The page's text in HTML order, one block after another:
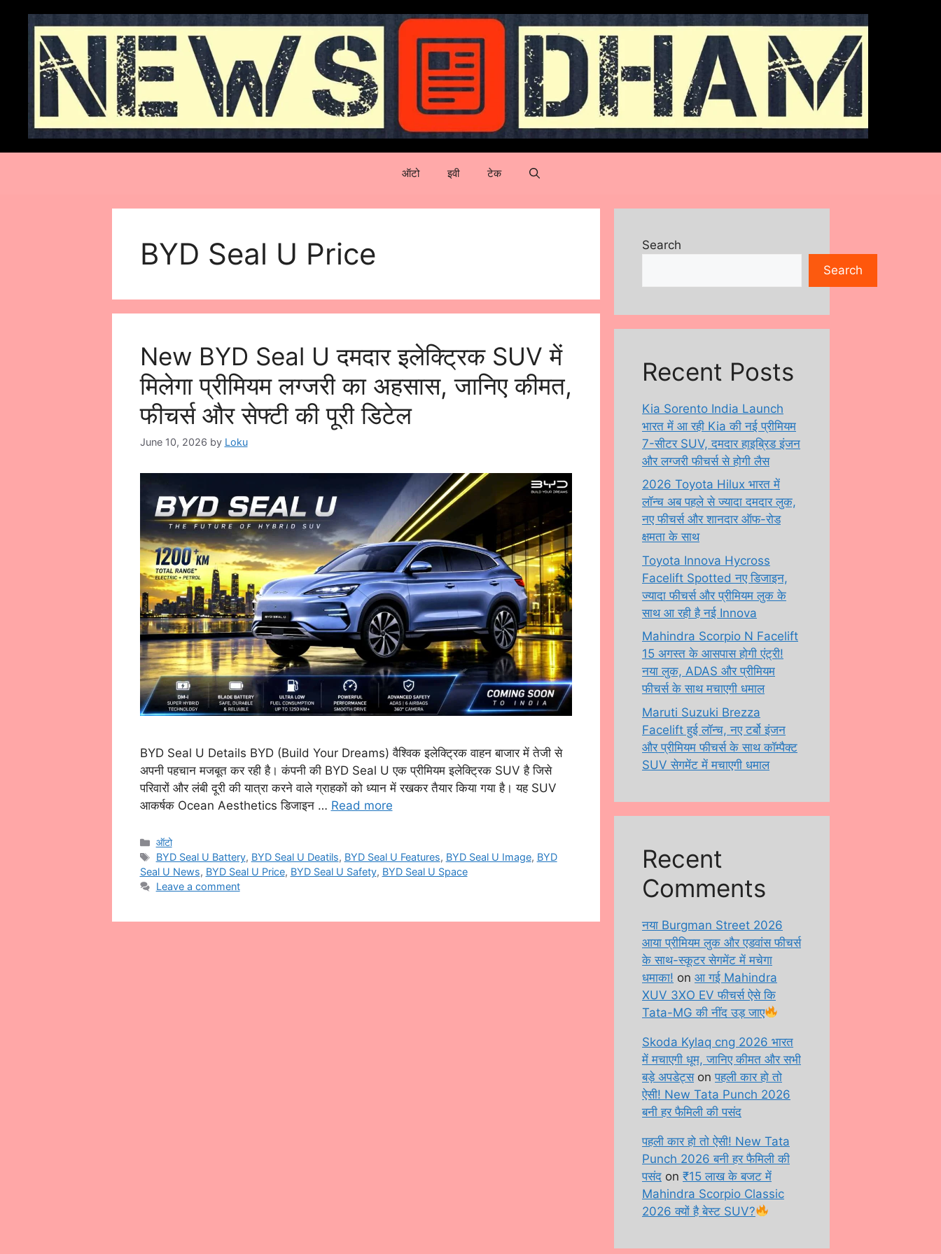
content
ऑटो इवी टेक
BYD Seal U Price
New BYD Seal U दमदार इलेक्ट्रिक SUV में
मिलेगा प्रीमियम लग्जरी का अहसास, जानिए कीमत,
फीचर्स और सेफ्टी की पूरी डिटेल
June 10, 2026 by Loku
BYD Seal U Details BYD (Build Your Dreams) वैश्विक इलेक्ट्रिक वाहन बाजार में तेजी से
अपनी पहचान मजबूत कर रही है। कंपनी की BYD Seal U एक प्रीमियम इलेक्ट्रिक SUV है जिसे
परिवारों और लंबी दूरी की यात्रा करने वाले ग्राहकों को ध्यान में रखकर तैयार किया गया है। यह SUV
आकर्षक Ocean Aesthetics डिजाइन … Read more
Categories
ऑटो
Tags
BYD Seal U Battery, BYD Seal U Deatils, BYD Seal U Features, BYD Seal U Image, BYD
Seal U News, BYD Seal U Price, BYD Seal U Safety, BYD Seal U Space
Leave a comment
Search
Search
Recent Posts
Kia Sorento India Launch
भारत में आ रही Kia की नई प्रीमियम
7-सीटर SUV, दमदार हाइब्रिड इंजन
और लग्जरी फीचर्स से होगी लैस
2026 Toyota Hilux भारत में
लॉन्च अब पहले से ज्यादा दमदार लुक,
नए फीचर्स और शानदार ऑफ-रोड
क्षमता के साथ
Toyota Innova Hycross
Facelift Spotted नए डिजाइन,
ज्यादा फीचर्स और प्रीमियम लुक के
साथ आ रही है नई Innova
Mahindra Scorpio N Facelift
15 अगस्त के आसपास होगी एंट्री!
नया लुक, ADAS और प्रीमियम
फीचर्स के साथ मचाएगी धमाल
Maruti Suzuki Brezza
Facelift हुई लॉन्च, नए टर्बो इंजन
और प्रीमियम फीचर्स के साथ कॉम्पैक्ट
SUV सेगमेंट में मचाएगी धमाल
Recent
Comments
नया Burgman Street 2026
आया प्रीमियम लुक और एडवांस फीचर्स
के साथ-स्कूटर सेगमेंट में मचेगा
धमाका! on आ गई Mahindra
XUV 3XO EV फीचर्स ऐसे कि
Tata-MG की नींद उड़ जाए
Skoda Kylaq cng 2026 भारत
में मचाएगी धूम, जानिए कीमत और सभी
बड़े अपडेट्सonपहली कार हो तो
ऐसी! New Tata Punch 2026
बनी हर फैमिली की पसंद
पहली कार हो तो ऐसी! New Tata
Punch 2026 बनी हर फैमिली की
पसंद on ₹15 लाख के बजट में
Mahindra Scorpio Classic
2026 क्यों है बेस्ट SUV?